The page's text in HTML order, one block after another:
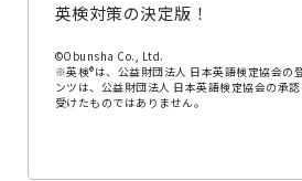
英検対策の決定版！
©Obunsha Co., Ltd.
※英検®は、公益財団法人 日本英語検定協会の
ンツは、公益財団法人 日本英語検定協会の承
受けたものではありません。